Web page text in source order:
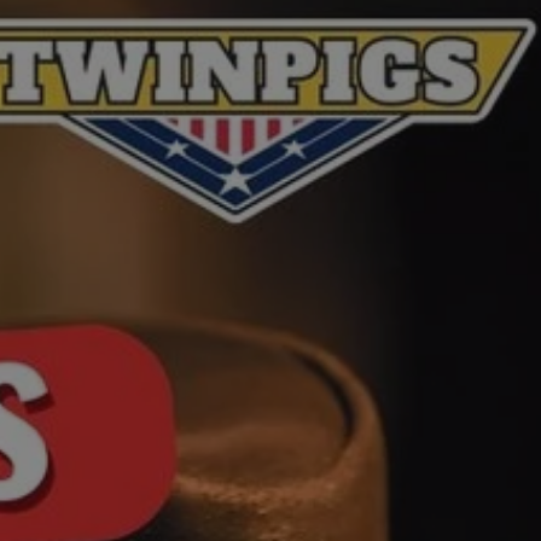
sesji.
sesji.
sesji.
ludzi i
internetowej,
ważnych raportów
przechowywania
do usług
użytkownik
lub reklamy.
o zgodzie
dotyczących
z witryny.
prywatności
przestrzeganie